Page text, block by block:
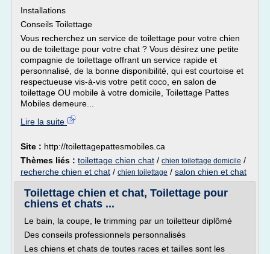
Installations
Conseils Toilettage
Vous recherchez un service de toilettage pour votre chien
ou de toilettage pour votre chat ? Vous désirez une petite
compagnie de toilettage offrant un service rapide et
personnalisé, de la bonne disponibilité, qui est courtoise et
respectueuse vis-à-vis votre petit coco, en salon de
toilettage OU mobile à votre domicile, Toilettage Pattes
Mobiles demeure...
Lire la suite
Site : http://toilettagepattesmobiles.ca
Thèmes liés : toilettage chien chat / chien toilettage domicile /
recherche chien et chat / chien toilettage / salon chien et chat
Toilettage chien et chat, Toilettage pour
chiens et chats ...
Le bain, la coupe, le trimming par un toiletteur diplômé
Des conseils professionnels personnalisés
Les chiens et chats de toutes races et tailles sont les